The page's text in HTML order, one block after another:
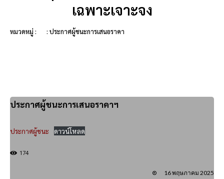
เฉพาะเจาะจง
หมวดหมู่ : : ประกาศผู้ชนะการเสนอราคา
ประกาศผู้ชนะการเสนอราคาฯ
ประกาศผู้ชนะ ดาวน์โหลด
174
16 พฤษภาคม 2025